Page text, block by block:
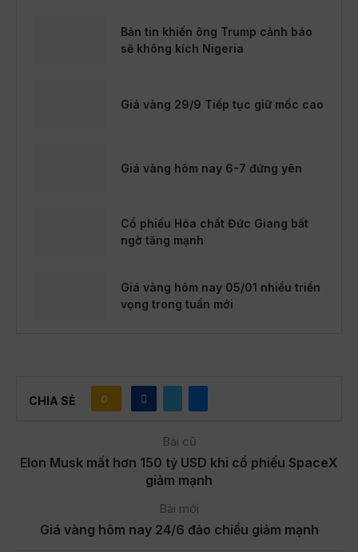
Bản tin khiến ông Trump cảnh báo
sẽ không kích Nigeria
Giá vàng 29/9 Tiếp tục giữ mốc cao
Giá vàng hôm nay 6-7 đứng yên
Cổ phiếu Hóa chất Đức Giang bất
ngờ tăng mạnh
Giá vàng hôm nay 05/01 nhiều triển
vọng trong tuần mới
CHIA SẺ 0
Bài cũ
Elon Musk mất hơn 150 tỷ USD khi cổ phiếu SpaceX
giảm mạnh
Bài mới
Giá vàng hôm nay 24/6 đảo chiều giảm mạnh